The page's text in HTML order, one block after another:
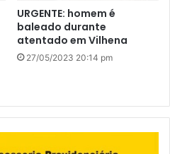
URGENTE: homem é
baleado durante
atentado em Vilhena
27/05/2023 20:14 pm